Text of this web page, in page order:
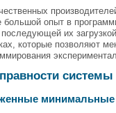
большой опыт в
последующей их
которые позволяют
минимальные